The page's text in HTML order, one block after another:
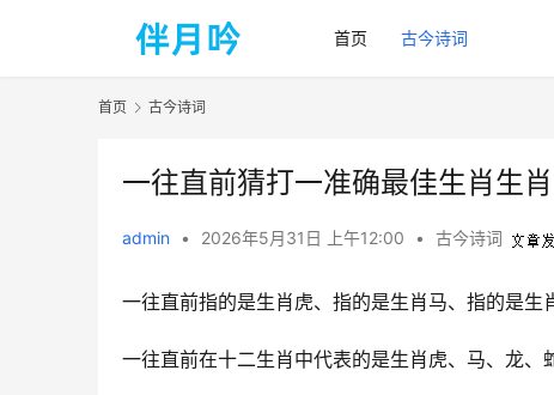
首页 古今诗词
首页 古今诗词
一往直前猜打一准确最佳生肖生
admin • 2026年5月31日 上午12:00 • 古今诗词
一往直前指的是生肖虎、 指的是生肖马、 指的是生
一往直前在十二生肖中代表的是生肖虎、马、龙、